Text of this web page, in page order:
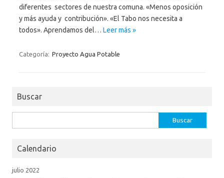
diferentes sectores de nuestra comuna. «Menos oposición
y más ayuda y contribución». «El Tabo nos necesita a
todos». Aprendamos del… Leer más »
Categoría: Proyecto Agua Potable
Buscar
Calendario
julio 2022